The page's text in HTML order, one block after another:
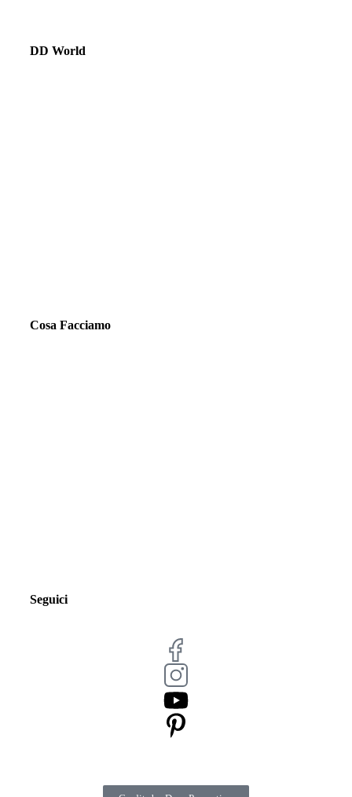
DD World
Cosa Facciamo
Seguici